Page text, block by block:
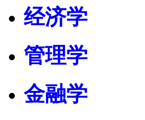
经济学
管理学
金融学